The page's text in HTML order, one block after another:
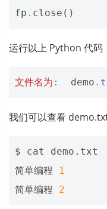
fp . close ()
运行以上 Python 代码
文件名为 : demo .
我们可以查看
$ cat demo.txt
简单编程
1
简单编程 2